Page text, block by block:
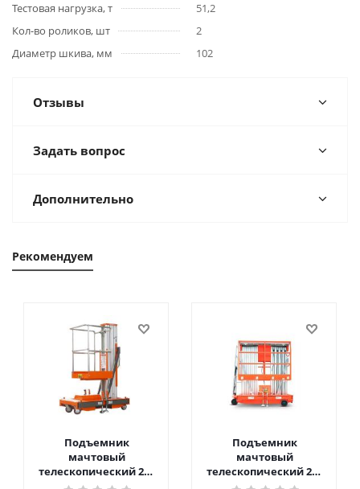
Тестовая нагрузка, т
51,2
Кол-во роликов, шт
2
Диаметр шкива, мм
102
Отзывы
Задать вопрос
Дополнительно
Рекомендуем
Подъемник
мачтовый
телескопический 200
кг 6 м TOR GTWY6-200S
Подъемник
мачтовый
телескопический 200
кг 10 м TOR GTWY10-